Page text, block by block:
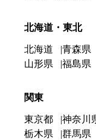
北海道・東北
北海道 青森県
山形県
福島県
関東
東京都 神奈川
栃木県
群馬県